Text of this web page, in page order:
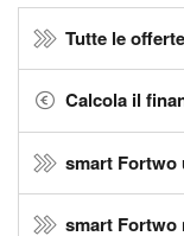
Tutte le
Calcola il
smart Fortwo
smart Fortwo